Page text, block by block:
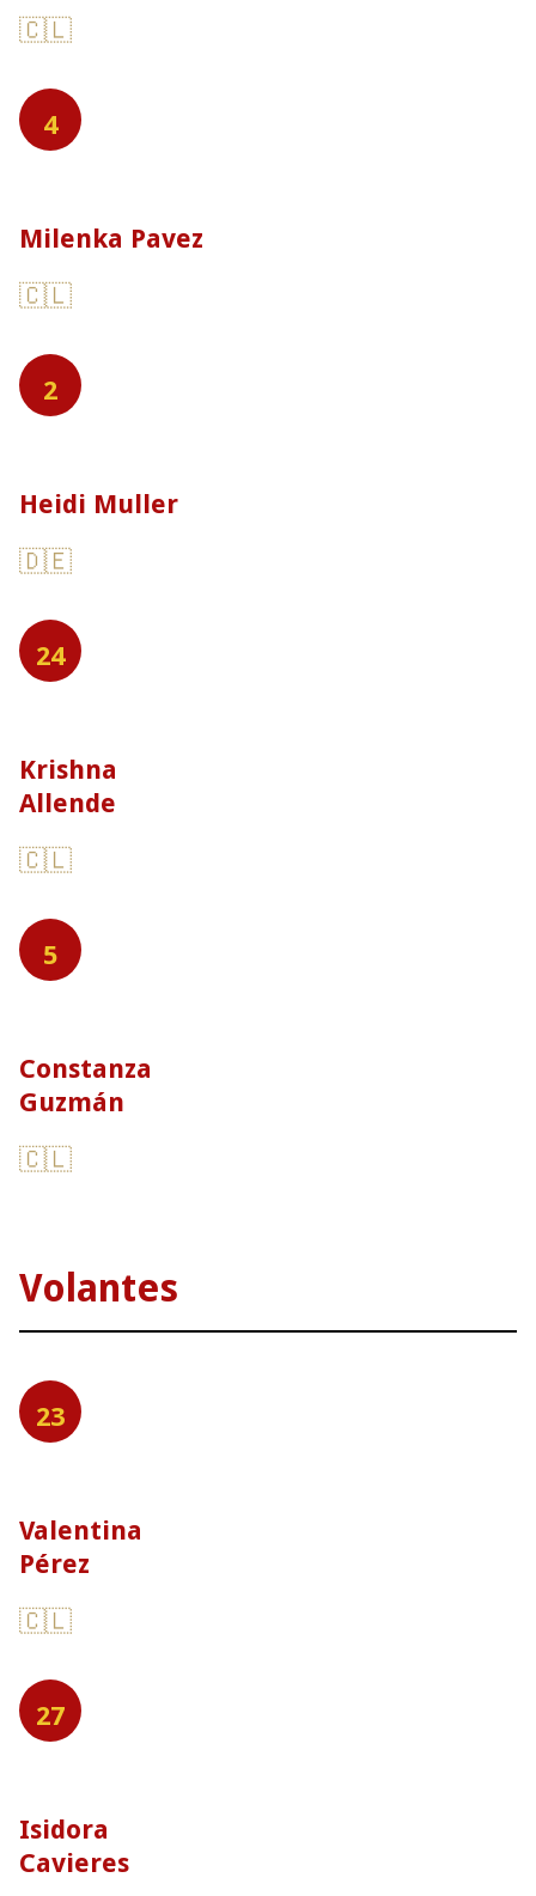
🇨🇱
4
Milenka Pavez
🇨🇱
2
Heidi Muller
🇩🇪
24
Krishna
Allende
🇨🇱
5
Constanza
Guzmán
🇨🇱
Volantes
23
Valentina
Pérez
🇨🇱
27
Isidora
Cavieres